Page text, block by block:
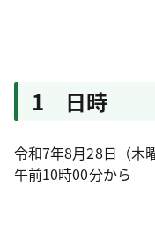
1 日時
令和7年8月28日（木
午前10時00分から